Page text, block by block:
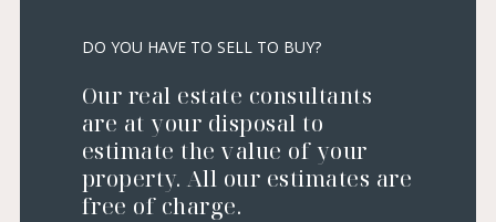
DO YOU HAVE TO SELL TO BUY?
Our real estate consultants
are at your disposal to
estimate the value of your
property. All our estimates are
free of charge.